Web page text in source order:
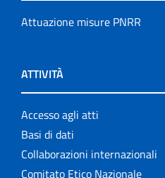
Attuazione misure PNRR
ATTIVITÀ
Accesso agli atti
Basi di dati
Collaborazioni internazionali
Comitato Etico Nazionale